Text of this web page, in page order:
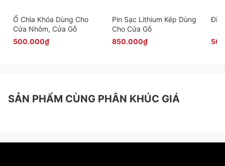
Ổ Chìa Khóa Dùng Cho
Cửa Nhôm, Cửa Gỗ
500.000₫
Pin Sạc Lithium Kép Dùng
Cho Cửa Gỗ
850.000₫
SẢN PHẨM CÙNG PHÂN KHÚC GIÁ